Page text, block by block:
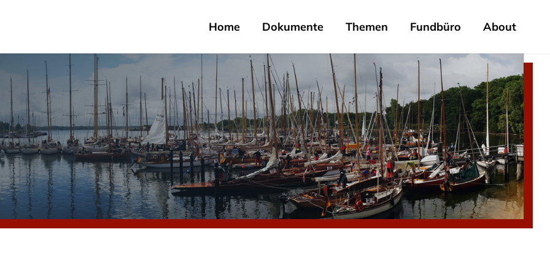
Home Dokumente Themen Fundbüro About